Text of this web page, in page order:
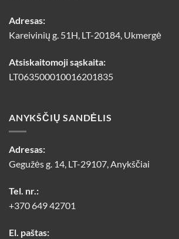
Adresas:
Kareivinių g. 51H, LT-20184, Ukmergė
Atsiskaitomoji sąskaita:
LT063500010016201835
ANYKŠČIŲ SANDĖLIS
Adresas:
Gegužės g. 14, LT-29107, Anykščiai
Tel. nr.:
+370 649 42701
El. paštas: